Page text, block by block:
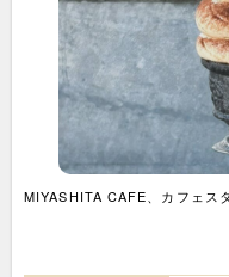
MIYASHITA CAFE、カフェス